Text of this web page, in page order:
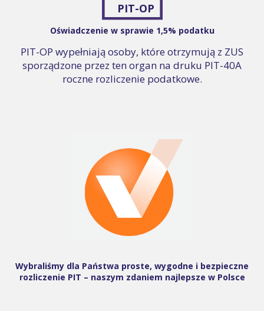
PIT-OP
Oświadczenie w sprawie 1,5% podatku
PIT-OP wypełniają osoby, które otrzymują z ZUS
sporządzone przez ten organ na druku PIT-40A
roczne rozliczenie podatkowe.
Wybraliśmy dla Państwa proste, wygodne i bezpieczne
rozliczenie PIT – naszym zdaniem najlepsze w Polsce